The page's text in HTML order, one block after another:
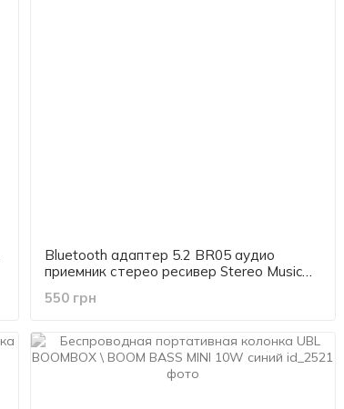
Bluetooth адаптер 5.2 BR05 аудио
приемник стерео ресивер Stereo Music
3.5mm AUX
550 грн